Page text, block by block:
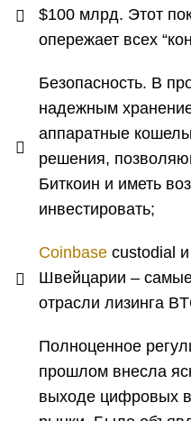
$100 млрд. Этот
опережает всех
Безопасность. В
надежным
аппаратные
решения,
Биткоин и иметь
инвестировать;
Coinbase custodial
Швейцарии –
отрасли лизинга
Полноценное
прошлом внесла
выходе цифровых